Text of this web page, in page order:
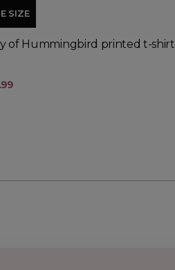
SIZE
of Hummingbird printed t-shirt